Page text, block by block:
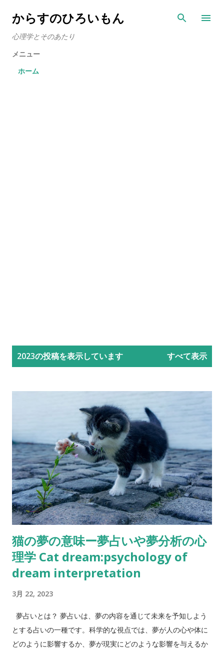
スキップしてメイン コンテンツに移動
からすのひろいもん
心理学とそのあたり
メニュー
ホーム
2023の投稿を表示しています すべて表示
猫の夢の意味ー夢占いや夢分析の心
理学 Cat dream:psychology of
dream interpretation
3月 22, 2023
夢占いとは？ 夢占いは、夢の内容を通じて未来を予知しよう
とする占いの一種です。科学的な視点では、夢が人の心や体に
どのように影響するか、夢が現実にどのような影響を与えるか